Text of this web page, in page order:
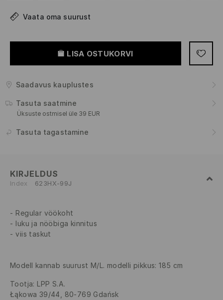
Vaata oma suurust
LISA OSTUKORVI
Saadavus kauplustes
Tasuta saatmine
Üksuste ostmisel üle 39 EUR
Tasuta tagastamine
KIRJELDUS
Index 623HX-99J
Regular vöökoht
luku ja nööbiga kinnitus
viis taskut
Modell kannab suurust M/L. modelli pikkus: 185 cm
Tootja: LPP S.A.
Łąkowa 39/44, 80-769 Gdańsk